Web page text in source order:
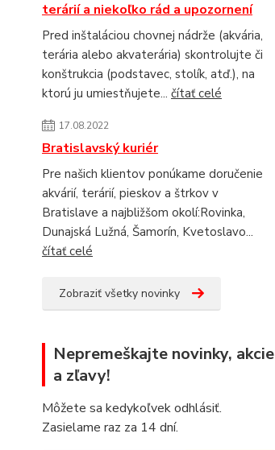
terárií a niekoľko rád a upozornení
Pred inštaláciou chovnej nádrže (akvária,
terária alebo akvaterária) skontrolujte či
konštrukcia (podstavec, stolík, atď.), na
ktorú ju umiestňujete... čítať celé
17.08.2022
Bratislavský kuriér
Pre našich klientov ponúkame doručenie
akvárií, terárií, pieskov a štrkov v
Bratislave a najbližšom okolí:Rovinka,
Dunajská Lužná, Šamorín, Kvetoslavo...
čítať celé
Zobraziť všetky novinky
Nepremeškajte novinky, akcie
a zľavy!
Môžete sa kedykoľvek odhlásiť.
Zasielame raz za 14 dní.